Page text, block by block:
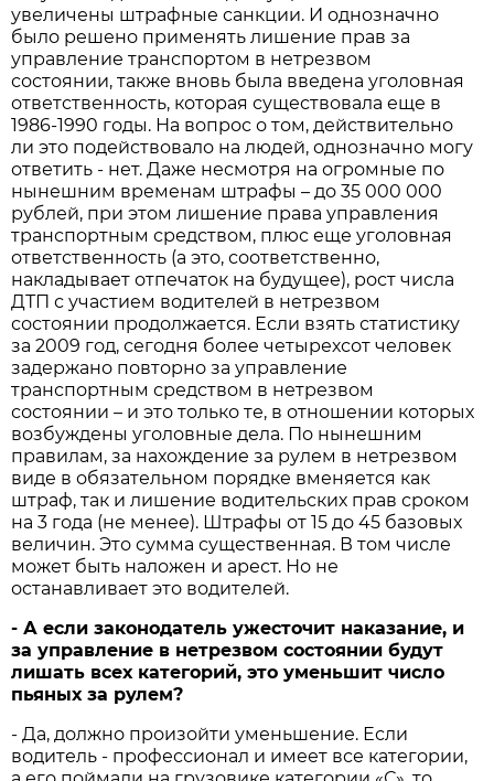
увеличены штрафные санкции. И однозначно
было решено применять лишение прав за
управление транспортом в нетрезвом
состоянии, также вновь была введена уголовная
ответственность, которая существовала еще в
1986-1990 годы. На вопрос о том, действительно
ли это подействовало на людей, однозначно могу
ответить - нет. Даже несмотря на огромные по
нынешним временам штрафы – до 35 000 000
рублей, при этом лишение права управления
транспортным средством, плюс еще уголовная
ответственность (а это, соответственно,
накладывает отпечаток на будущее), рост числа
ДТП с участием водителей в нетрезвом
состоянии продолжается. Если взять статистику
за 2009 год, сегодня более четырехсот человек
задержано повторно за управление
транспортным средством в нетрезвом
состоянии – и это только те, в отношении которых
возбуждены уголовные дела. По нынешним
правилам, за нахождение за рулем в нетрезвом
виде в обязательном порядке вменяется как
штраф, так и лишение водительских прав сроком
на 3 года (не менее). Штрафы от 15 до 45 базовых
величин. Это сумма существенная. В том числе
может быть наложен и арест. Но не
останавливает это водителей.
- А если законодатель ужесточит наказание, и
за управление в нетрезвом состоянии будут
лишать всех категорий, это уменьшит число
пьяных за рулем?
- Да, должно произойти уменьшение. Если
водитель - профессионал и имеет все категории,